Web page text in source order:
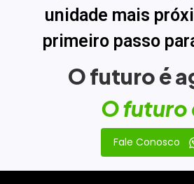
unidade mais
primeiro passo
O futuro é
Ofuturo
Fale Conosco